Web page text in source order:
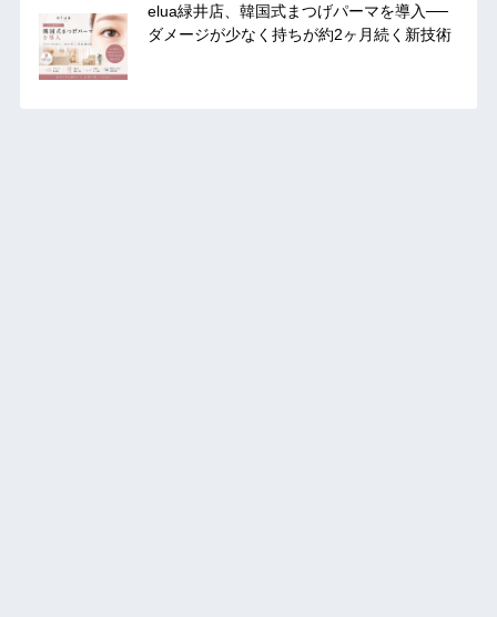
elua緑井店、韓国式まつげパーマを導入──
ダメージが少なく持ちが約2ヶ月続く新技術